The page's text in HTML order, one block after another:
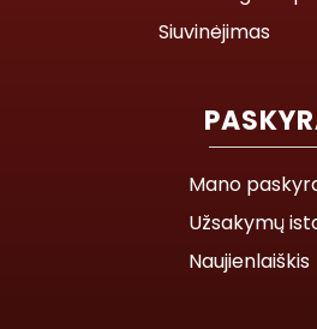
Siuvinėjimas
Mano
Užsakymų
Naujienlaiškis